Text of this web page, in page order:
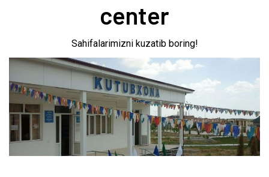
center
Sahifalarimizni kuzatib boring!